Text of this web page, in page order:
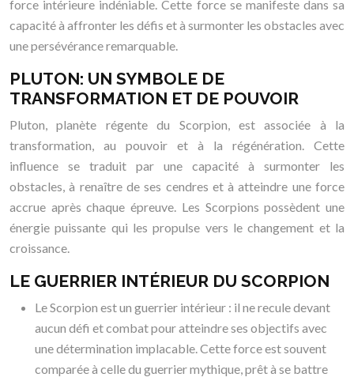
force intérieure indéniable. Cette force se manifeste dans sa
capacité à affronter les défis et à surmonter les obstacles avec
une persévérance remarquable.
PLUTON: UN SYMBOLE DE
TRANSFORMATION ET DE POUVOIR
Pluton, planète régente du Scorpion, est associée à la
transformation, au pouvoir et à la régénération. Cette
influence se traduit par une capacité à surmonter les
obstacles, à renaître de ses cendres et à atteindre une force
accrue après chaque épreuve. Les Scorpions possèdent une
énergie puissante qui les propulse vers le changement et la
croissance.
LE GUERRIER INTÉRIEUR DU SCORPION
Le Scorpion est un guerrier intérieur : il ne recule devant
aucun défi et combat pour atteindre ses objectifs avec
une détermination implacable. Cette force est souvent
comparée à celle du guerrier mythique, prêt à se battre